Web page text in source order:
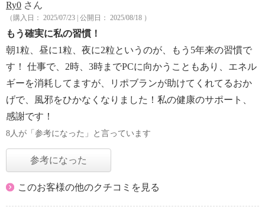
Ry0 さん
（購入日： 2025/07/23 | 公開日： 2025/08/18 ）
もう確実に私の習慣！
朝1粒、昼に1粒、夜に2粒というのが、もう5年来の習慣で
す！ 仕事で、2時、3時までPCに向かうこともあり、エネル
ギーを消耗してますが、リポブランが助けてくれてるおか
げで、風邪をひかなくなりました！私の健康のサポート、
感謝です！
8人が「参考になった」と言っています
参考になった
このお客様の他のクチコミを見る